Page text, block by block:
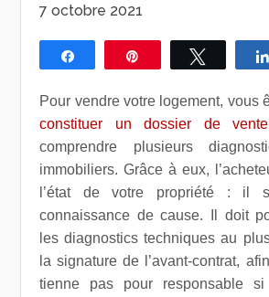
7 octobre 2021
Partagez Épingle Tweetez
Pour vendre votre logement, vous
constituer un dossier de vente
comprendre plusieurs
immobiliers. Grâce à eux,
l’état de votre propriété : il
connaissance de cause. Il doit
les diagnostics techniques au
la signature de l’avant-contrat,
tienne pas pour responsable